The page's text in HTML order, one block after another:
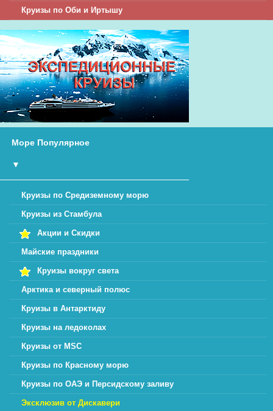
Круизы по Оби и Иртышу
Море Популярное
▼
Круизы по Средиземному морю
Круизы из Стамбула
Акции и Скидки
Майские праздники
Круизы вокруг света
Арктика и северный полюс
Круизы в Антарктиду
Круизы на ледоколах
Круизы от MSC
Круизы по Красному морю
Круизы по ОАЭ и Персидскому заливу
Эксклюзив от Дискавери